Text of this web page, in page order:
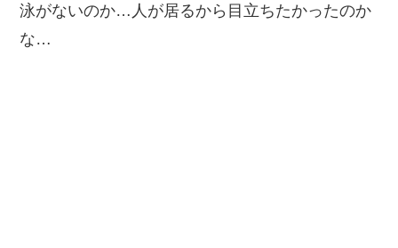
泳がないのか…人が居るから目立ちたかったのか
な…